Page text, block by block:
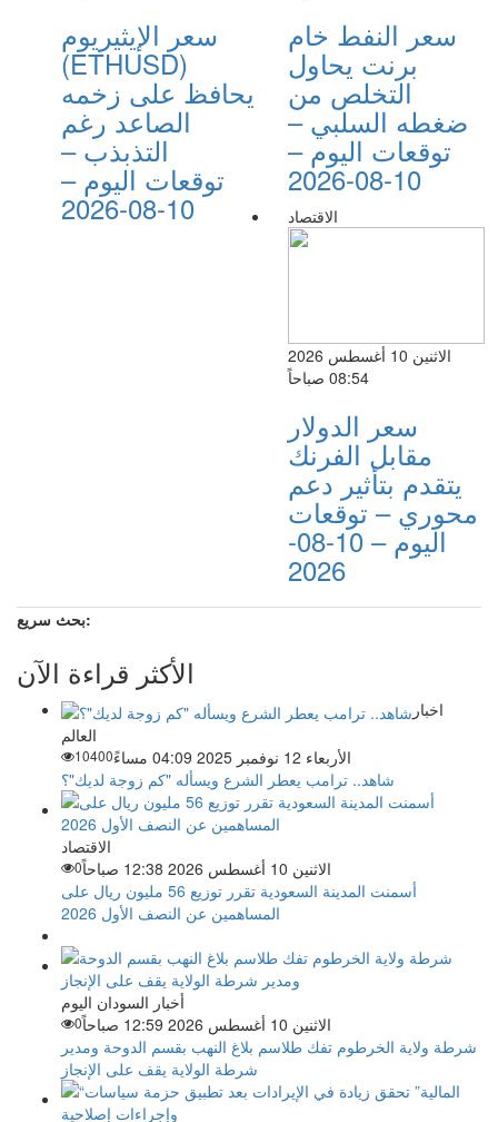
سعر الإيثيريوم
(ETHUSD)
يحافظ على زخمه
الصاعد رغم
التذبذب –
توقعات اليوم –
10-08-2026
سعر النفط خام
برنت يحاول
التخلص من
ضغطه السلبي –
توقعات اليوم –
10-08-2026
الاقتصاد
الاثنين 10 أغسطس 2026
08:54 صباحاً
سعر الدولار
مقابل الفرنك
يتقدم بتأثير دعم
محوري – توقعات
اليوم – 10-08-
2026
بحث سريع:
الأكثر قراءة الآن
اخبار
العالم
الأربعاء 12 نوفمبر 2025 04:09 مساءً
10400
شاهد.. ترامب يعطر الشرع ويسأله "كم زوجة لديك"؟
الاقتصاد
الاثنين 10 أغسطس 2026 12:38 صباحاً
0
أسمنت المدينة السعودية تقرر توزيع 56 مليون ريال على
المساهمين عن النصف الأول 2026
أخبار السودان اليوم
الاثنين 10 أغسطس 2026 12:59 صباحاً
0
شرطة ولاية الخرطوم تفك طلاسم بلاغ النهب بقسم الدوحة ومدير
شرطة الولاية يقف على الإنجاز